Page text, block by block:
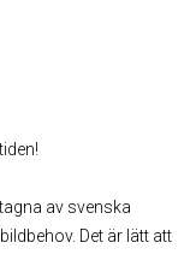
av svenska
Det är lätt att